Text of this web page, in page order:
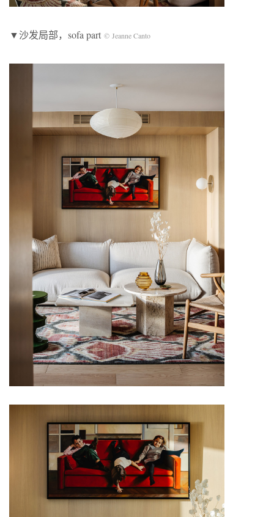
▼沙发局部，sofa part © Jeanne Canto